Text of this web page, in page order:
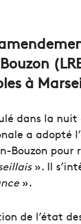
à
dans la
a adopté
Bouzon pour
». Il
».
de l’état